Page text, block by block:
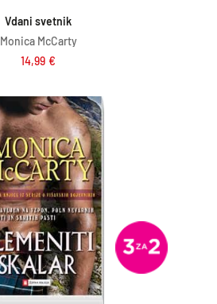
Vdani svetnik
Monica McCarty
14,99 €
Dodaj v košarico